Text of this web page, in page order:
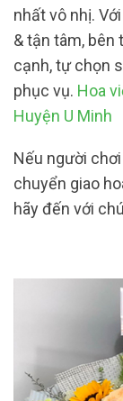
nhất vô nhị.
& tận tâm, bên
cạnh, tự chọn
phục vụ. Hoa
Huyện U Minh
Nếu người
chuyển giao
hãy đến với